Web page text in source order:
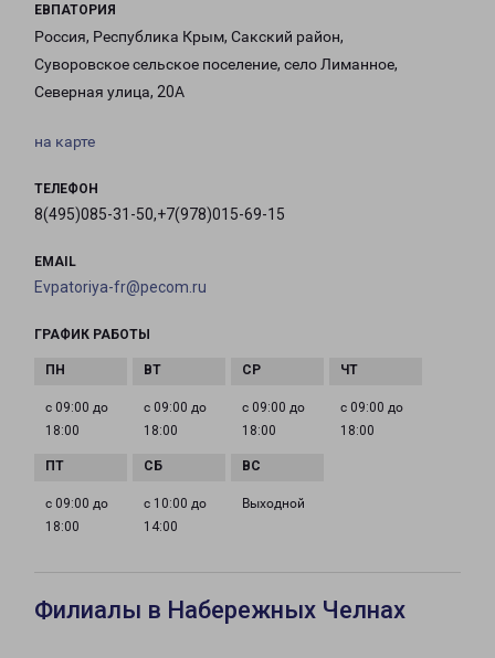
ЕВПАТОРИЯ
Россия, Республика Крым, Сакский район,
Суворовское сельское поселение, село Лиманное,
Северная улица, 20А
на карте
ТЕЛЕФОН
8(495)085-31-50,+7(978)015-69-15
EMAIL
Evpatoriya-fr@pecom.ru
ГРАФИК РАБОТЫ
с 09:00 до
18:00
с 09:00 до
18:00
с 09:00 до
18:00
с 09:00 до
18:00
с 09:00 до
18:00
с 10:00 до
14:00
Выходной
Филиалы в Набережных Челнах